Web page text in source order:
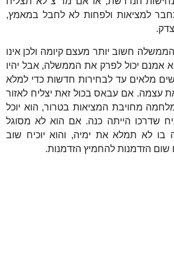
למציאות ולפחות לא לחבל במאמץ,
הממשלה חשוב יותר מעצם קיומה ולכן אינו
אמנם יכול לפרק את הממשלה, אבל יהיו
מלאים עד לבחירות חדשות כדי למלא
עצמה. אם עבאס בכול זאת יצליח לאזור
מחויבת המציאות בטרור, הוא יוכל
שדרכו הייתה כנה. אם הוא לא מסוגל
לא תמלא את ימיה, והוא יוכיח שוב
הזדמנות להחמיץ הזדמנות.